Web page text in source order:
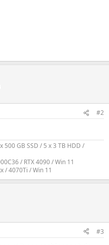
#2
500 GB SSD / 5 x 3 TB HDD /
/ RTX 4090 / Win 11
/ 4070Ti / Win 11
#3